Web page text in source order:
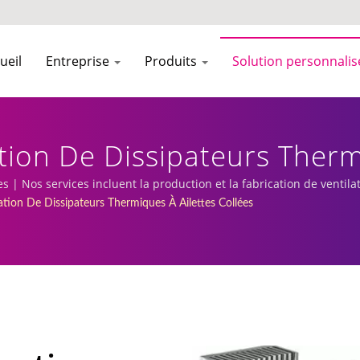
Entreprise Produits Solution
De Dissipateurs
De
| Nos services incluent la production et la fabrication de
De Dissipateurs Thermiques À Ailettes Collées